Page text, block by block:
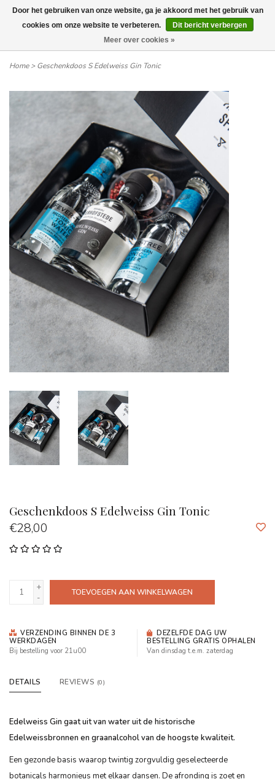
Wij leveren tot aan uw deur. Afhalen is mogelijk.
Home>Geschenkdoos S Edelweiss Gin Tonic
Geschenkdoos S Edelweiss Gin Tonic
€28,00
+
-
TOEVOEGEN AAN WINKELWAGEN
VERZENDING BINNEN DE 3
WERKDAGEN
Bij bestelling voor 21u00
DEZELFDE DAG UW
BESTELLING GRATIS OPHALEN
Van dinsdag t.e.m. zaterdag
DETAILS REVIEWS (0)
Edelweiss Gin gaat uit van water uit de historische
Edelweissbronnen en graanalcohol van de hoogste kwaliteit.
Een gezonde basis waarop twintig zorgvuldig geselecteerde
botanicals harmonieus met elkaar dansen. De afronding is zoet en
Door het gebruiken van onze website, ga je akkoord met het gebruik van
cookies om onze website te verbeteren.
Dit bericht verbergen
Meer over cookies »